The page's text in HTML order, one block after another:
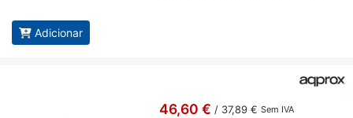
Adicionar
46,60 € / 37,89 € Sem IVA